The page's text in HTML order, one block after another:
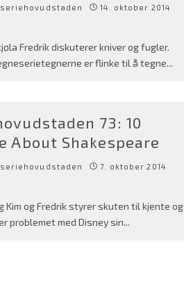
14. oktober 2014
Fredrik diskuterer kniver og fugler.
er flinke til å tegne...
73: 10
About Shakespeare
7. oktober 2014
Kim og Fredrik styrer skuten til kjente og
problemet med Disney sin...